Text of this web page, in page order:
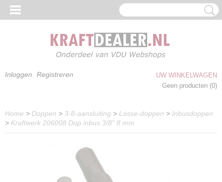
Inloggen Registreren
UW WINKELWAGEN
Geen producten (0)
Home > Doppen > 3-8-aansluiting > Losse-doppen > Inbusdoppen
> Kraftwerk 206008 Dop inbus 3/8" 8 mm